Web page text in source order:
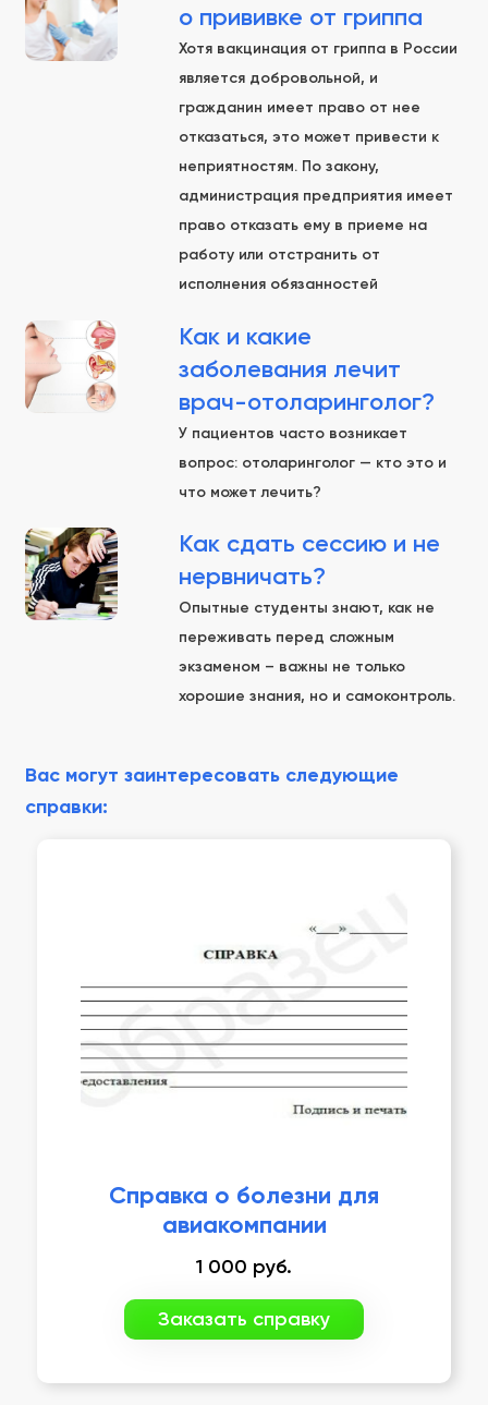
о прививке от гриппа
Хотя вакцинация от гриппа в России
является добровольной, и
гражданин имеет право от нее
отказаться, это может привести к
неприятностям. По закону,
администрация предприятия имеет
право отказать ему в приеме на
работу или отстранить от
исполнения обязанностей
Как и какие
заболевания лечит
врач-отоларинголог?
У пациентов часто возникает
вопрос: отоларинголог — кто это и
что может лечить?
Как сдать сессию и не
нервничать?
Опытные студенты знают, как не
переживать перед сложным
экзаменом – важны не только
хорошие знания, но и самоконтроль.
Вас могут заинтересовать следующие
справки:
Справка о болезни для
авиакомпании
1 000 руб.
Заказать справку